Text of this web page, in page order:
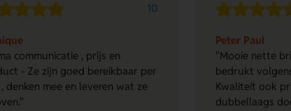
10
communicatie , prijs en
- Ze zijn goed bereikbaar per
denken mee en leveren wat ze
Peter Paul
"Mooie nette
bedrukt
Kwaliteit ook
dubbellaags